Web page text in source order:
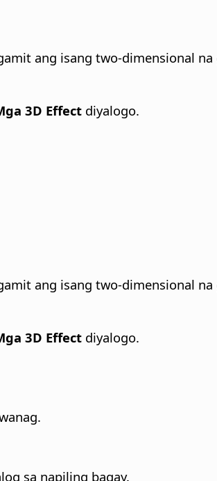
ang isang two-dimensional
3D Effect diyalogo.
ang isang two-dimensional
3D Effect diyalogo.
sa napiling bagay.